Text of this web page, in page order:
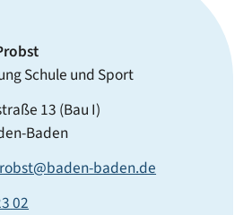
Schule und Sport
13 (Bau I)
Baden
baden.de
02